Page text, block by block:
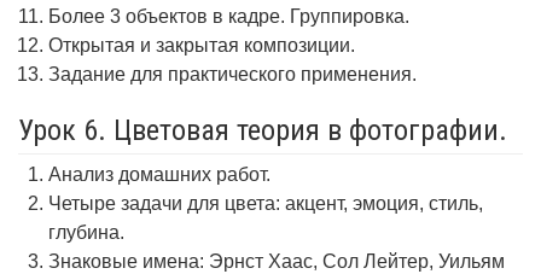
Более 3 объектов в кадре. Группировка.
Открытая и закрытая композиции.
Задание для практического применения.
Урок 6. Цветовая теория в фотографии.
Анализ домашних работ.
Четыре задачи для цвета: акцент, эмоция, стиль,
глубина.
Знаковые имена: Эрнст Хаас, Сол Лейтер, Уильям